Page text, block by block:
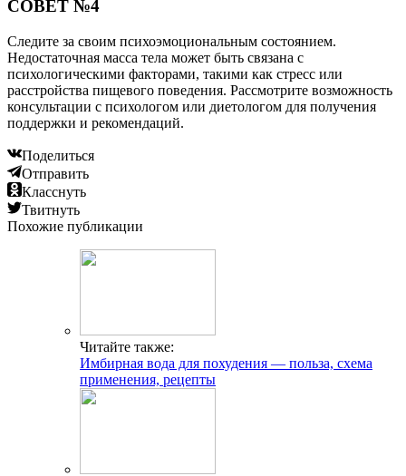
СОВЕТ №4
Следите за своим психоэмоциональным состоянием.
Недостаточная масса тела может быть связана с
психологическими факторами, такими как стресс или
расстройства пищевого поведения. Рассмотрите возможность
консультации с психологом или диетологом для получения
поддержки и рекомендаций.
Поделиться
Отправить
Класснуть
Твитнуть
Похожие публикации
Читайте также:
Имбирная вода для похудения — польза, схема
применения, рецепты